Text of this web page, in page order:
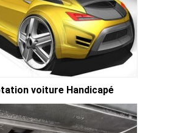
voiture Handicapé